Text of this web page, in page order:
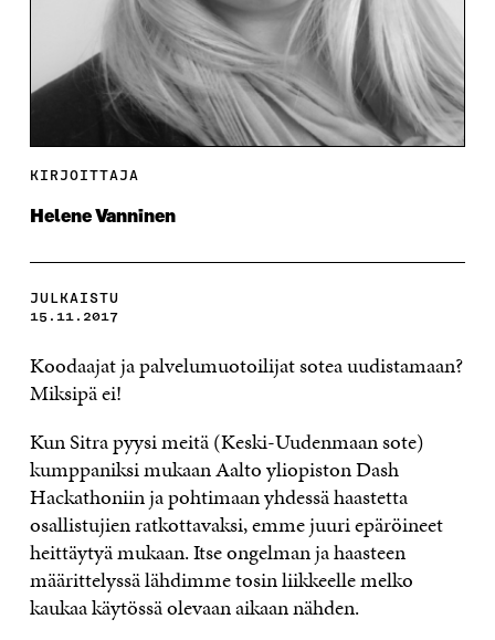
KIRJOITTAJA
Helene Vanninen
JULKAISTU
15.11.2017
Koodaajat ja palvelumuotoilijat sotea uudistamaan?
Miksipä ei!
Kun Sitra pyysi meitä (Keski-Uudenmaan sote)
kumppaniksi mukaan Aalto yliopiston Dash
Hackathoniin ja pohtimaan yhdessä haastetta
osallistujien ratkottavaksi, emme juuri epäröineet
heittäytyä mukaan. Itse ongelman ja haasteen
määrittelyssä lähdimme tosin liikkeelle melko
kaukaa käytössä olevaan aikaan nähden.